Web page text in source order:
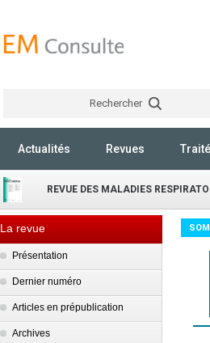
Rechercher
Actualités Revues
REVUE DES MALADIES
La revue
Présentation
Dernier numéro
Articles en prépublication
Archives